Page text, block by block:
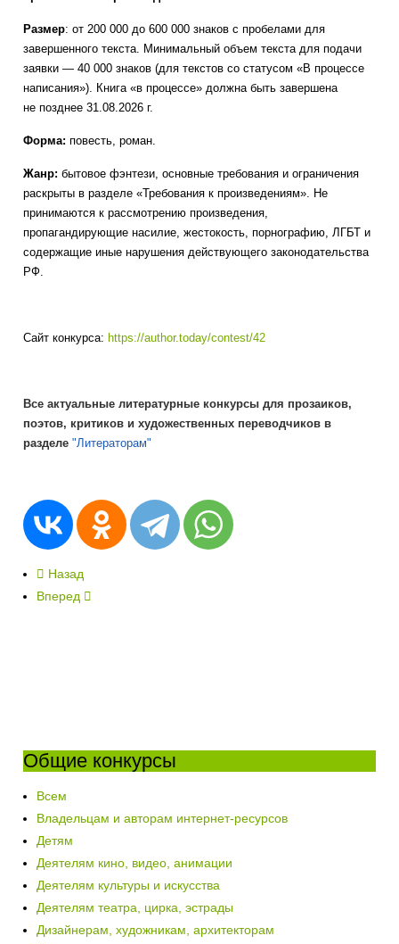
Размер: от 200 000 до 600 000 знаков с пробелами для
завершенного текста. Минимальный объем текста для подачи
заявки — 40 000 знаков (для текстов со статусом «В процессе
написания»). Книга «в процессе» должна быть завершена
не позднее 31.08.2026 г.
Форма:повесть, роман.
Жанр: бытовое фэнтези, основные требования и ограничения
раскрыты в разделе «Требования к произведениям». Не
принимаются к рассмотрению произведения,
пропагандирующие насилие, жестокость, порнографию, ЛГБТ и
содержащие иные нарушения действующего законодательства
РФ.
Сайт конкурса: https://author.today/contest/42
Все актуальные литературные конкурсы для прозаиков,
поэтов, критиков и художественных переводчиков в
разделе"Литераторам"
Назад
Вперед
Общие конкурсы
Всем
Владельцам и авторам интернет-ресурсов
Детям
Деятелям кино, видео, анимации
Деятелям культуры и искусства
Деятелям театра, цирка, эстрады
Дизайнерам, художникам, архитекторам